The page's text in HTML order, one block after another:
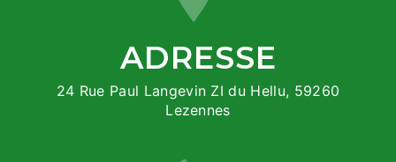
ADRESSE
24 Rue Paul Langevin ZI du Hellu, 59260
Lezennes